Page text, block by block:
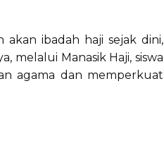
ibadah haji sejak dini,
melalui Manasik Haji, siswa
agama dan memperkuat